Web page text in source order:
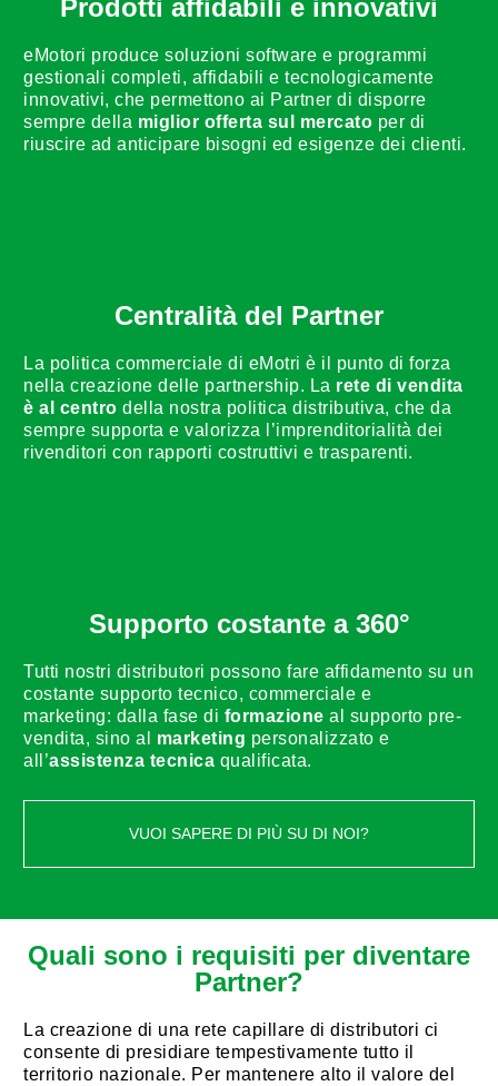
Prodotti affidabili e innovativi
eMotori produce soluzioni software e programmi
gestionali completi, affidabili e tecnologicamente
innovativi, che permettono ai Partner di disporre
sempre della miglior offerta sul mercato per di
riuscire ad anticipare bisogni ed esigenze dei clienti.
Centralità del Partner
La politica commerciale di eMotri è il punto di forza
nella creazione delle partnership. La rete di vendita
è al centro della nostra politica distributiva, che da
sempre supporta e valorizza l’imprenditorialità dei
rivenditori con rapporti costruttivi e trasparenti.
Supporto costante a 360°
Tutti nostri distributori possono fare affidamento su un
costante supporto tecnico, commerciale e
marketing: dalla fase di formazione al supporto pre-
vendita, sino al marketing personalizzato e
all’assistenza tecnica qualificata.
VUOI SAPERE DI PIÙ SU DI NOI?
Quali sono i requisiti per diventare
Partner?
La creazione di una rete capillare di distributori ci
consente di presidiare tempestivamente tutto il
territorio nazionale. Per mantenere alto il valore del